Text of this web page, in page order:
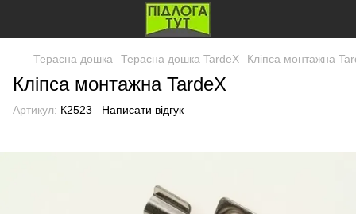
Терасна дошка Терасна дошка TardeX Кліпса монтажна
Кліпса монтажна TardeX
Артикул: К2523 Написати відгук